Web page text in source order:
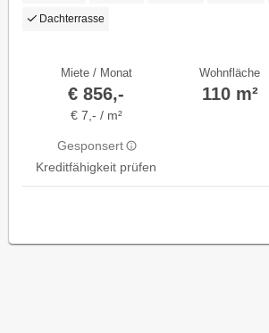
Dachterrasse
Miete / Monat
€ 856,-
€ 7,- / m²
Gesponsert
Kreditfähigkeit prüfen
Wohnfläche
110 m²